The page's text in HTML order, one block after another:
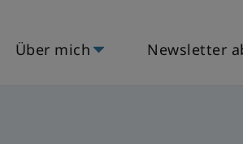
Über mich Newsletter